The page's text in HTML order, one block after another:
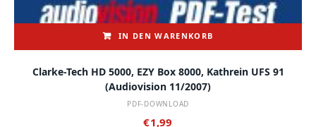
IN DEN WARENKORB
Clarke-Tech HD 5000, EZY Box 8000, Kathrein UFS 91
(audiovision 11/2007)
PDF-DOWNLOAD
€1,99